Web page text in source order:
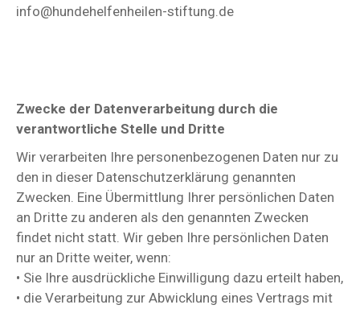
info@hundehelfenheilen-stiftung.de
Zwecke der Datenverarbeitung durch die
verantwortliche Stelle und Dritte
Wir verarbeiten Ihre personenbezogenen Daten nur zu
den in dieser Datenschutzerklärung genannten
Zwecken. Eine Übermittlung Ihrer persönlichen Daten
an Dritte zu anderen als den genannten Zwecken
findet nicht statt. Wir geben Ihre persönlichen Daten
nur an Dritte weiter, wenn:
• Sie Ihre ausdrückliche Einwilligung dazu erteilt haben,
• die Verarbeitung zur Abwicklung eines Vertrags mit